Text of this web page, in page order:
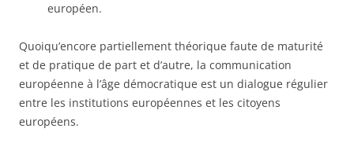
européen.
Quoiqu’encore partiellement théorique faute de maturité
et de pratique de part et d’autre, la communication
européenne à l’âge démocratique est un dialogue régulier
entre les institutions européennes et les citoyens
européens.